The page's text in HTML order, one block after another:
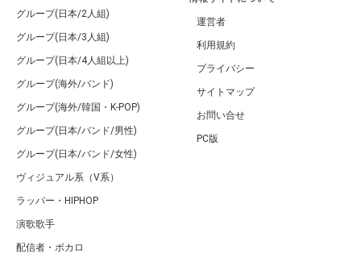
グループ(日本/2人組)
グループ(日本/3人組)
グループ(日本/4人組以上)
グループ(海外/バンド)
グループ(海外/韓国・K-POP)
グループ(日本/バンド/男性)
グループ(日本/バンド/女性)
ヴィジュアル系（V系）
ラッパー・HIPHOP
演歌歌手
配信者・ボカロ
運営者
利用規約
プライバシー
サイトマップ
お問い合せ
PC版